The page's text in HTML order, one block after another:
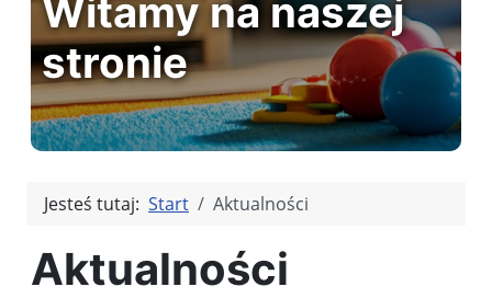
Witamy na naszej
stronie
Jesteś tutaj: Start Aktualności
Aktualności